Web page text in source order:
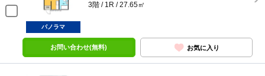
3階 / 1R / 27.65㎡
パノラマ
お問い合わせ(無料) お気に入り